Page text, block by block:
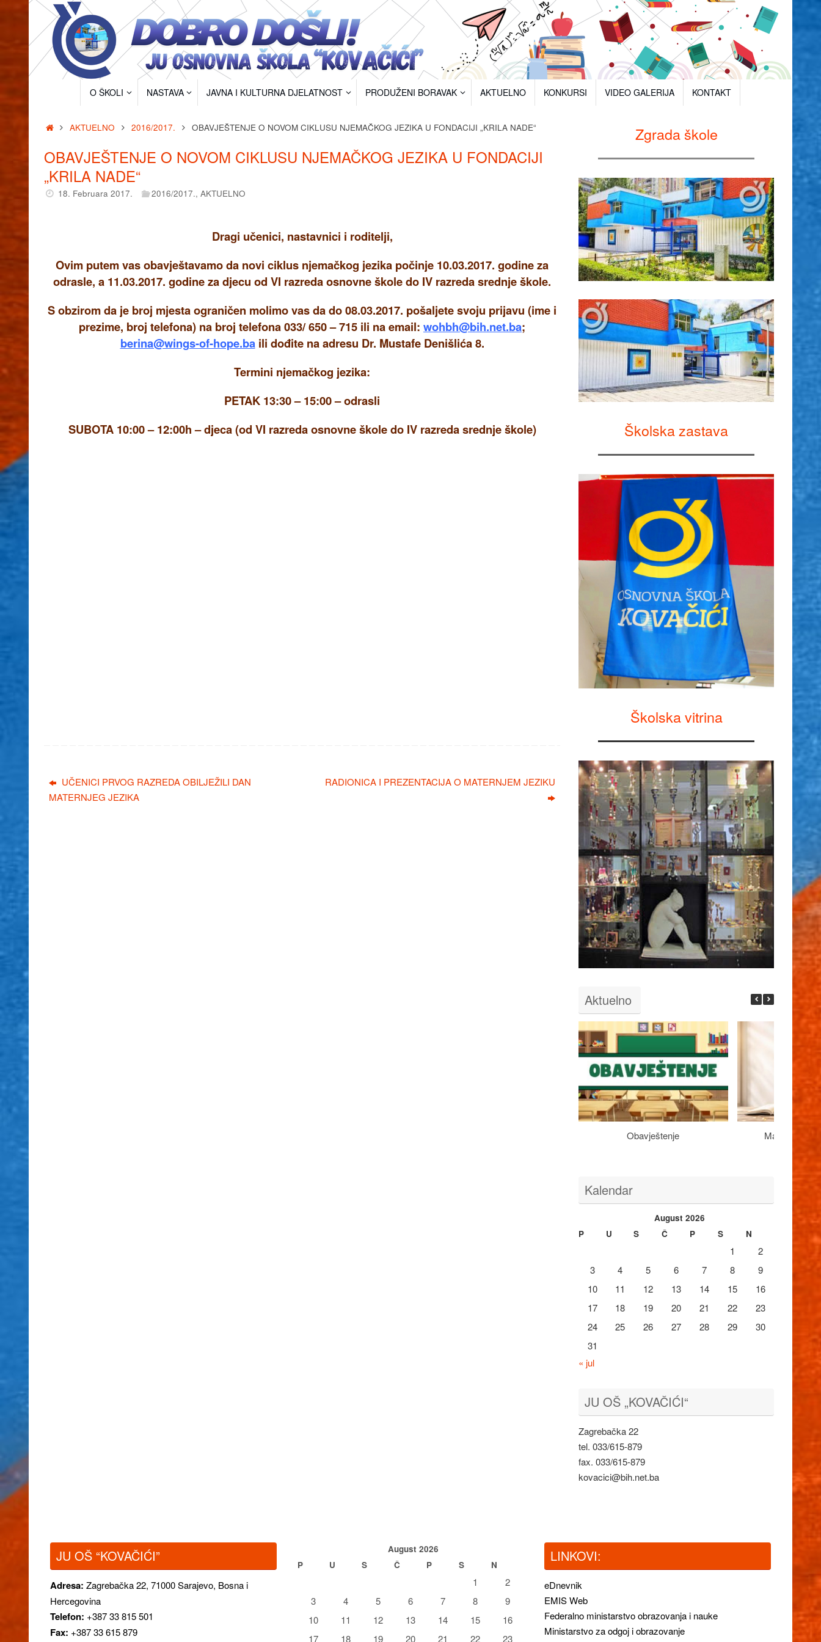
O ŠKOLI NASTAVA JAVNA I KULTURNA DJELATNOST PRODUŽENI BORAVAK AKTUELNO KONKURSI VIDEO GALERIJA KONTAKT
HomeAKTUELNO 2016/2017. OBAVJEŠTENJE O NOVOM CIKLUSU NJEMAČKOG JEZIKA U FONDACIJI „KRILA NADE“
OBAVJEŠTENJE O NOVOM CIKLUSU NJEMAČKOG JEZIKA U FONDACIJI
„KRILA NADE“
18. Februara 2017. 2016/2017.,AKTUELNO
Dragi učenici, nastavnici i roditelji,
Ovim putem vas obavještavamo da novi ciklus njemačkog jezika počinje 10.03.2017. godine za
odrasle, a 11.03.2017. godine za djecu od VI razreda osnovne škole do IV razreda srednje škole.
S obzirom da je broj mjesta ograničen molimo vas da do 08.03.2017. pošaljete svoju prijavu (ime i
prezime, broj telefona) na broj telefona 033/ 650 – 715 ili na email: wohbh@bih.net.ba;
berina@wings-of-hope.ba ili dođite na adresu Dr. Mustafe Denišlića 8.
Termini njemačkog jezika:
PETAK 13:30 – 15:00 – odrasli
SUBOTA 10:00 – 12:00h – djeca (od VI razreda osnovne škole do IV razreda srednje škole)
UČENICI PRVOG RAZREDA OBILJEŽILI DAN
MATERNJEG JEZIKA
RADIONICA I PREZENTACIJA O MATERNJEM JEZIKU
Zgrada škole
Školska zastava
Školska vitrina
Aktuelno
Obavještenje Maturantima
Kalendar
August 2026
P
U S Č P S N
1
2
3
4 5 6 7 8
9
10
11 12 13 14 15
16
17
18 19 20 21 22
23
24
25 26 27 28 29
30
31
« jul
JU OŠ „KOVAČIĆI“
Zagrebačka 22
tel. 033/615-879
fax. 033/615-879
kovacici@bih.net.ba
JU OŠ “KOVAČIĆI”
Adresa: Zagrebačka 22, 71000 Sarajevo, Bosna i
Hercegovina
Telefon: +387 33 815 501
Fax: +387 33 615 879
August 2026
P
U S Č P S N
1
2
3
4 5 6 7 8
9
10
11 12 13 14 15
16
17
18 19 20 21 22 23
LINKOVI:
eDnevnik
EMIS Web
Federalno ministarstvo obrazovanja i nauke
Ministarstvo za odgoj i obrazovanje